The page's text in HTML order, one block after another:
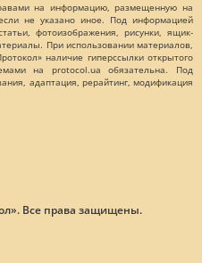
на информацию, размещенную на
не указано иное. Под информацией
фотоизображения, рисунки, ящик-
При использовании материалов,
наличие гиперссылки открытого
на protocol.ua обязательна. Под
адаптация, рерайтинг, модификация
Все права защищены.